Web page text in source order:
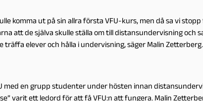
komma ut på sin allra första VFU-kurs, men då sa vi
att de själva skulle ställa om till distansundervisning och
elever och hålla i undervisning, säger Malin Zetterberg.
med en grupp studenter under hösten innan
varit ett ledord för att få VFU:n att fungera. Malin